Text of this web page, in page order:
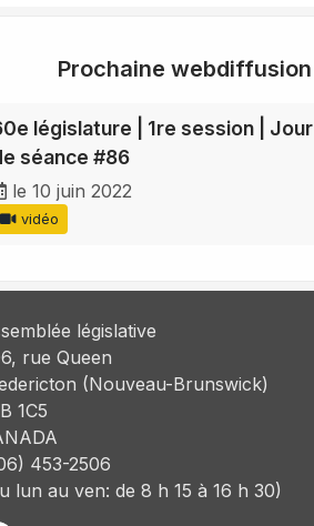
Prochaine webdiffusion
législature | 1re session | Jour
séance #86
le 10 juin 2022
vidéo
législative
rue Queen
(Nouveau-Brunswick)
1C5
453-2506
lun au ven: de 8 h 15 à 16 h 30)